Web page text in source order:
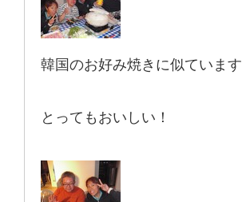
韓国のお好み焼きに似ています
とってもおいしい！